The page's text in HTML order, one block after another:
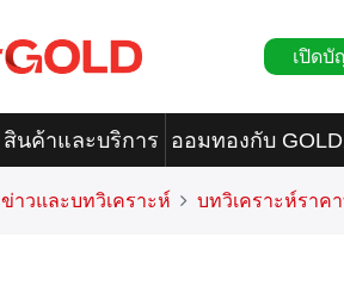
เปิดบั
สินค้าและบริการ ออมทองกับ
ข่าวและบทวิเคราะห์ บทวิเคราะห์ราค